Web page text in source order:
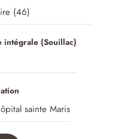
(46)
intégrale (Souillac)
sainte Maris